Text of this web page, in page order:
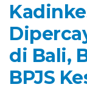
di Bali,
BPJS